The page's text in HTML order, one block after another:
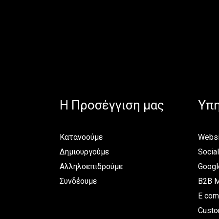
H Προσέγγιση μας
Κατανοούμε
Δημιουργούμε
Αλληλοεπιδρούμε
Συνδέουμε
B2B
E